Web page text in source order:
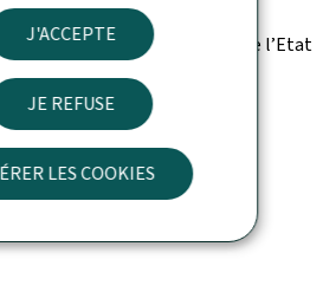
J'ACCEPTE
JE REFUSE
LES COOKIES
et de l’organisation de l’Etat
de l'éducation (CGIE)